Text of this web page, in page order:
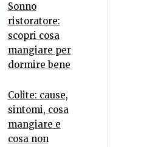
Sonno
ristoratore:
scopri cosa
mangiare per
dormire bene
Colite: cause,
sintomi, cosa
mangiare e
cosa non